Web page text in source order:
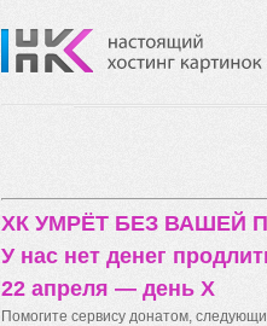
ХК УМРЁТ БЕЗ ВАШЕЙ
У нас нет денег
22 апреля — день X
Помогите сервису донатом,